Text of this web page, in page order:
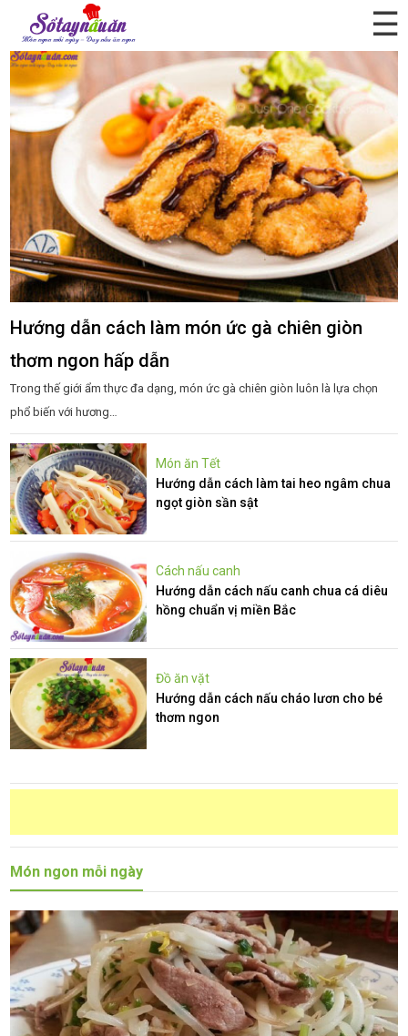
☰
Hướng dẫn cách làm món ức gà chiên giòn
thơm ngon hấp dẫn
Trong thế giới ẩm thực đa dạng, món ức gà chiên giòn luôn là lựa chọn
phổ biến với hương…
Món ăn Tết
Hướng dẫn cách làm tai heo ngâm chua
ngọt giòn sần sật
Cách nấu canh
Hướng dẫn cách nấu canh chua cá diêu
hồng chuẩn vị miền Bắc
Đồ ăn vặt
Hướng dẫn cách nấu cháo lươn cho bé
thơm ngon
Món ngon mỗi ngày